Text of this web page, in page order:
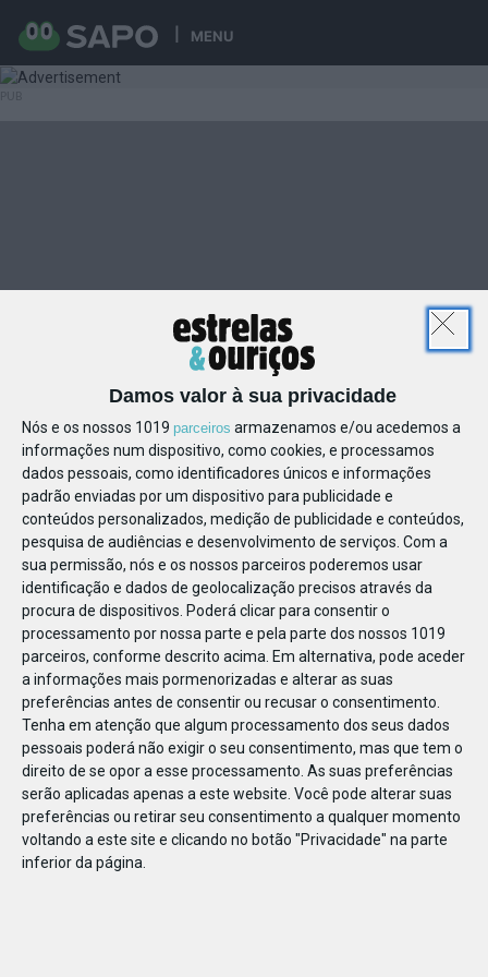
MENU
Damos valor à sua privacidade
Nós e os nossos 1019 parceiros armazenamos e/ou acedemos a
informações num dispositivo, como cookies, e processamos
dados pessoais, como identificadores únicos e informações
padrão enviadas por um dispositivo para publicidade e
conteúdos personalizados, medição de publicidade e conteúdos,
pesquisa de audiências e desenvolvimento de serviços. Com a
sua permissão, nós e os nossos parceiros poderemos usar
identificação e dados de geolocalização precisos através da
procura de dispositivos. Poderá clicar para consentir o
processamento por nossa parte e pela parte dos nossos 1019
parceiros, conforme descrito acima. Em alternativa, pode aceder
a informações mais pormenorizadas e alterar as suas
preferências antes de consentir ou recusar o consentimento.
Tenha em atenção que algum processamento dos seus dados
pessoais poderá não exigir o seu consentimento, mas que tem o
direito de se opor a esse processamento. As suas preferências
serão aplicadas apenas a este website. Você pode alterar suas
preferências ou retirar seu consentimento a qualquer momento
voltando a este site e clicando no botão "Privacidade" na parte
inferior da página.
860721763592081